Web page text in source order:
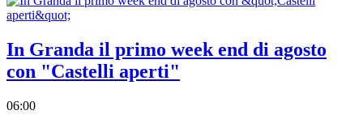
In Granda il primo week end di agosto
con "Castelli aperti"
06:00